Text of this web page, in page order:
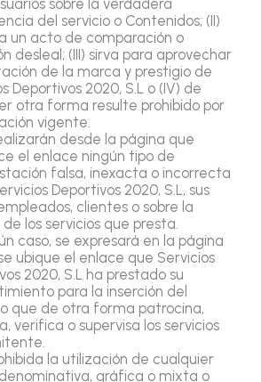
sobre la verdadera
del servicio o Contenidos; (II)
un acto de comparación o
desleal; (III) sirva para aprovechar
de la marca y prestigio de
Deportivos 2020, S.L o (IV) de
otra forma resulte prohibido por
vigente.
desde la página que
el enlace ningún tipo de
falsa, inexacta o incorrecta
Deportivos 2020, S.L, sus
clientes o sobre la
los servicios que presta.
caso, se expresará en la página
ubique el enlace que Servicios
2020, S.L ha prestado su
para la inserción del
que de otra forma patrocina,
verifica o supervisa los servicios
la utilización de cualquier
gráfica o mixta o